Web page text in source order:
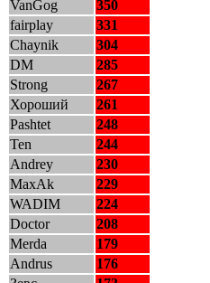
VanGog
350
fairplay
331
Chaynik
304
DM
285
Strong
267
Хороший
261
Pashtet
248
Ten
244
Andrey
230
MaxAk
229
WADIM
224
Doctor
208
Merda
179
Andrus
176